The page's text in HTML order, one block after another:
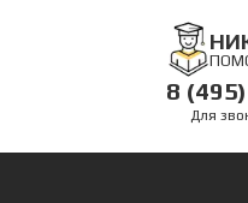
8
Для